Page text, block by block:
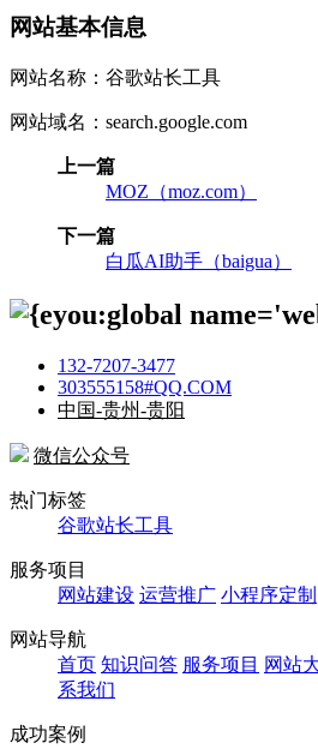
网站基本信息
网站名称：谷歌站长工具
网站域名：search.google.com
上一篇
MOZ（moz.com）
下一篇
白瓜AI助手（baigua）
132-7207-3477
303555158#QQ.COM
中国-贵州-贵阳
微信公众号
热门标签
谷歌站长工具
服务项目
网站建设 运营推广 小程序定制
网站导航
首页 知识问答 服务项目 网站
系我们
成功案例